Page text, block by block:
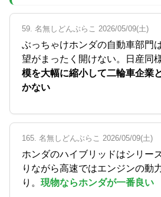
59. 名無しどんぶらこ 2026/05/09(土)
ぶっちゃけホンダの自動車部門
望がまったく開けない。日産同
模を大幅に縮小して二輪車企業
かない
165. 名無しどんぶらこ 2026/05/09(土)
ホンダのハイブリッドはシリー
りながら高速ではエンジンの動
り。 現物ならホンダが一番良い